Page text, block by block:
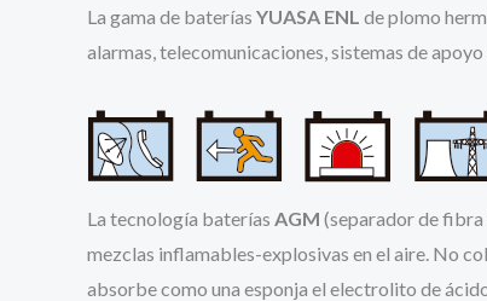
La gama de baterías YUASA ENL de plomo
alarmas, telecomunicaciones, sistemas de
La tecnología baterías AGM (separador de
mezclas inflamables-explosivas en el aire. No
absorbe como una esponja el electrolito de